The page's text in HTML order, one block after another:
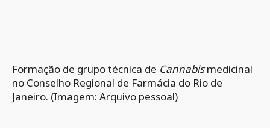
Formação de grupo técnica de Cannabismedicinal
no Conselho Regional de Farmácia do Rio de
Janeiro. (Imagem: Arquivo pessoal)